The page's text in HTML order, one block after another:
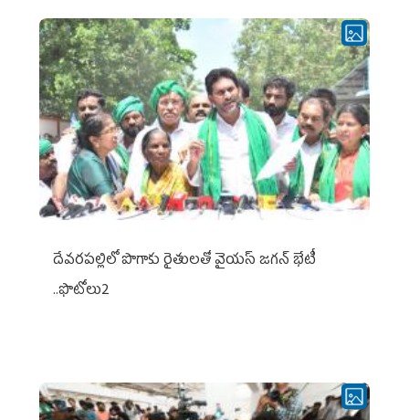
దేవరపల్లిలో పొగాకు రైతులతో వైయస్ జగన్ భేటీ
..ఫొటోలు2